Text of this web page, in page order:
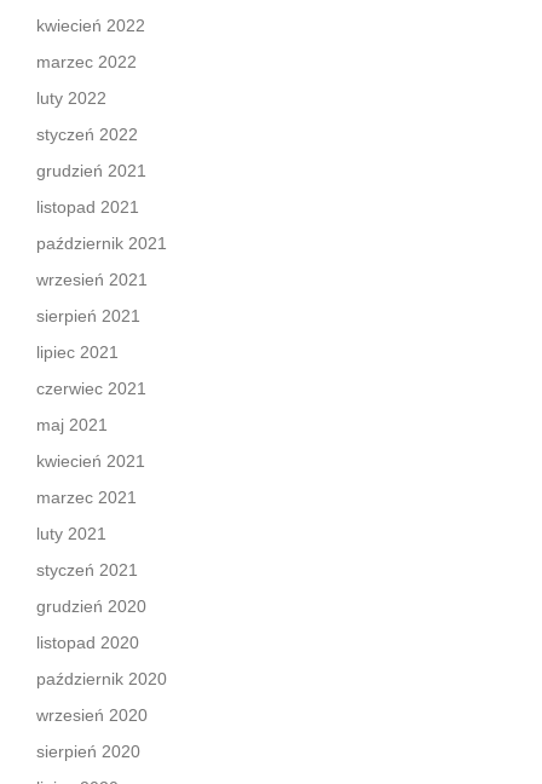
kwiecień 2022
marzec 2022
luty 2022
styczeń 2022
grudzień 2021
listopad 2021
październik 2021
wrzesień 2021
sierpień 2021
lipiec 2021
czerwiec 2021
maj 2021
kwiecień 2021
marzec 2021
luty 2021
styczeń 2021
grudzień 2020
listopad 2020
październik 2020
wrzesień 2020
sierpień 2020